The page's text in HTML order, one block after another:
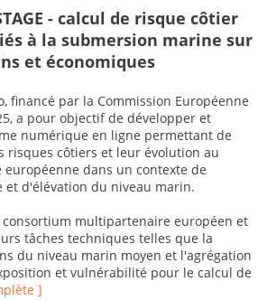
- calcul de risque côtier
à la submersion marine sur
et économiques
financé par la Commission Européenne
a pour objectif de développer et
numérique en ligne permettant de
risques côtiers et leur évolution au
européenne dans un contexte de
d'élévation du niveau marin.
consortium multipartenaire européen et
tâches techniques telles que la
du niveau marin moyen et l'agrégation
et vulnérabilité pour le calcul de
]